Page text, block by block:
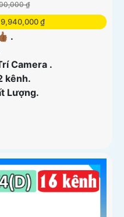
₫
9,940,000 ₫
.
Camera .
kênh.
Lượng.